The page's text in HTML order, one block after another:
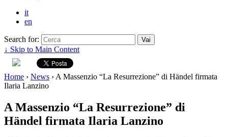
it
en
Search for:
↓ Skip to Main Content
Home › News › A Massenzio “La Resurrezione” di Händel firmata
Ilaria Lanzino
A Massenzio “La Resurrezione” di
Händel firmata Ilaria Lanzino